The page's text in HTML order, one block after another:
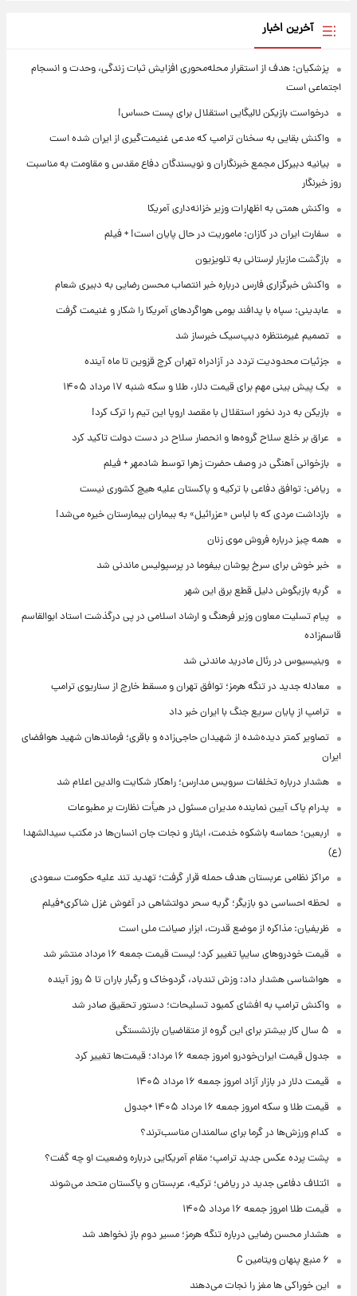
آخرین اخبار
پزشکیان: هدف از استقرار محله‌محوری افزایش ثبات زندگی، وحدت و انسجام
اجتماعی است
درخواست بازیکن لالیگایی استقلال برای پست حساس!
واکنش بقایی به سخنان ترامپ که مدعی غنیمت‌گیری از ایران شده است
بیانیه دبیرکل مجمع خبرنگاران و نویسندگان دفاع مقدس و مقاومت به مناسبت
روز خبرنگار
واکنش همتی به اظهارات وزیر خزانه‌داری آمریکا
سفارت ایران در کازان: ماموریت در حال پایان است! + فیلم
بازگشت مازیار لرستانی به تلویزیون
واکنش خبرگزاری فارس درباره خبر انتصاب محسن رضایی به دبیری شعام
عابدینی: سپاه با پدافند بومی هواگردهای آمریکا را شکار و غنیمت گرفت
تصمیم غیرمنتظره دیپ‌سیک خبرساز شد
جزئیات محدودیت تردد در آزادراه تهران کرج قزوین تا ماه آینده
یک پیش ‌بینی مهم برای قیمت دلار، طلا و سکه شنبه ۱۷ مرداد ۱۴۰۵
بازیکن به درد نخور استقلال با مقصد اروپا این تیم را ترک کرد!
عراق بر خلع سلاح گروه‌ها و انحصار سلاح در دست دولت تاکید کرد
بازخوانی آهنگی در وصف حضرت زهرا توسط شادمهر + فیلم
ریاض: توافق دفاعی با ترکیه و پاکستان علیه هیچ کشوری نیست
بازداشت مردی که با لباس «عزرائیل» به بیماران بیمارستان خیره می‌شد!
همه چیز درباره فروش موی زنان
خبر خوش برای سرخ پوشان بیفوما در پرسپولیس ماندنی شد
گربه بازیگوش دلیل قطع برق این شهر
پیام تسلیت معاون وزیر فرهنگ و ارشاد اسلامی در پی درگذشت استاد ابوالقاسم
قاسم‌زاده
وینیسیوس در رئال مادرید ماندنی شد
معادله جدید در تنگه هرمز؛ توافق تهران و مسقط خارج از سناریوی ترامپ
ترامپ از پایان سریع جنگ با ایران خبر داد
تصاویر کمتر دیده‌شده از شهیدان حاجی‌زاده و باقری؛ فرماندهان شهید هوافضای
ایران
هشدار درباره تخلفات سرویس مدارس؛ راهکار شکایت والدین اعلام شد
پدرام پاک آیین نماینده مدیران مسئول در هیأت نظارت بر مطبوعات
اربعین؛ حماسه باشکوه خدمت، ایثار و نجات جان انسان‌ها در مکتب سیدالشهدا
(ع)
مراکز نظامی عربستان هدف حمله قرار گرفت؛ تهدید تند علیه حکومت سعودی
لحظه احساسی دو بازیگر؛ گریه سحر دولتشاهی در آغوش غزل شاکری+فیلم
ظریفیان: مذاکره از موضع قدرت، ابزار صیانت ملی است
قیمت خودروهای سایپا تغییر کرد؛ لیست قیمت جمعه ۱۶ مرداد منتشر شد
هواشناسی هشدار داد: وزش تندباد، گردوخاک و رگبار باران تا ۵ روز آینده
واکنش ترامپ به افشای کمبود تسلیحات؛ دستور تحقیق صادر شد
۵ سال کار بیشتر برای این گروه از متقاضیان بازنشستگی
جدول قیمت ایران‌خودرو امروز جمعه ۱۶ مرداد؛ قیمت‌ها تغییر کرد
قیمت دلار در بازار آزاد امروز جمعه ۱۶ مرداد ۱۴۰۵
قیمت طلا و سکه امروز جمعه ۱۶ مرداد ۱۴۰۵ +جدول
کدام ورزش‌ها در گرما برای سالمندان مناسب‌ترند؟
پشت پرده عکس جدید ترامپ؛ مقام آمریکایی درباره وضعیت او چه گفت؟
ائتلاف دفاعی جدید در ریاض؛ ترکیه، عربستان و پاکستان متحد می‌شوند
قیمت طلا امروز جمعه ۱۶ مرداد ۱۴۰۵
هشدار محسن رضایی درباره تنگه هرمز؛ مسیر دوم باز نخواهد شد
۶ منبع پنهان ویتامین C
این خوراکی ها مغز را نجات می‌دهند